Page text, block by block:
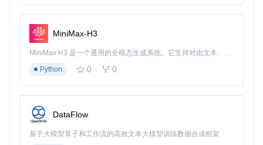
aster > Import Georeferenced Raster"（[operators/io_import
_georaster.py]）导入卫星影像时，BlenderGIS会自动读取影
像的地理变换参数，将纹理精确映射到对应地形网格。对于需
要共享的纹理资源，建议使用[core/georaster/georef.py]生成
配准文件（.tfw或.jgw），确保接收方能够准确重建纹理坐
标。
根据共享目标选择合适的导出格式是提升协作效率的关键。面
向GIS专业用户时，通过"File > Export > Shapefile"（[operato
rs/io_export_shp.py]）导出矢量数据，需在导出设置中勾选"I
队，推荐使用glTF格式——在"File > Export > glTF 2.0"对话
MiniMax-H3
MiniMax H3 是一个通用的全模态生成系统。它支持对由文本、图像、视频和音频组成的多模态上下文进行统一理解，并能生成分辨率高达 2K、时长可达 15 秒的带原生立体声音频的视频。得益于面向任务泛化的系统设计，H3 在预训练阶段就已具备广泛的多模态上下文理解与生成能力，能够出色地执行复杂的多模态指令。
Python
0 0
DataFlow
基于大模型算子和工作流的高效文本大模型训练数据合成框架